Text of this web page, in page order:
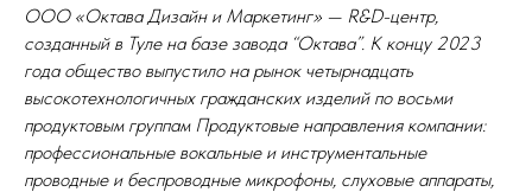
ООО «Октава Дизайн и Маркетинг» — R&D-центр,
созданный в Туле на базе завода “Октава”. К концу 2023
года общество выпустило на рынок четырнадцать
высокотехнологичных гражданских изделий по восьми
продуктовым группам Продуктовые направления компании:
профессиональные вокальные и инструментальные
проводные и беспроводные микрофоны, слуховые аппараты,